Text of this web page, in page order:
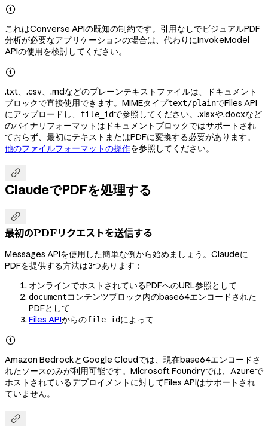

これはConverse APIの既知の制約です。引用なしでビジュアルPDF
分析が必要なアプリケーションの場合は、代わりにInvokeModel
APIの使用を検討してください。

.txt、.csv、.mdなどのプレーンテキストファイルは、ドキュメント
ブロックで直接使用できます。MIMEタイプtext/plainでFiles API
にアップロードし、
file_idで参照してください。.xlsxや.docxなど
のバイナリフォーマットはドキュメントブロックではサポートされ
ておらず、最初にテキストまたはPDFに変換する必要があります。
他のファイルフォーマットの操作を参照してください。

ClaudeでPDFを処理する

最初のPDFリクエストを送信する
Messages APIを使用した簡単な例から始めましょう。Claudeに
PDFを提供する方法は3つあります：
オンラインでホストされているPDFへのURL参照として
documentコンテンツブロック内のbase64エンコードされた
PDFとして
Files APIからのfile_idによって

Amazon BedrockとGoogle Cloudでは、現在base64エンコードさ
れたソースのみが利用可能です。Microsoft Foundryでは、Azureで
ホストされているデプロイメントに対してFiles APIはサポートされ
ていません。
